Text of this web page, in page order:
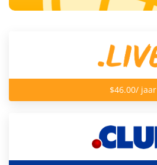
$46.00/ jaar